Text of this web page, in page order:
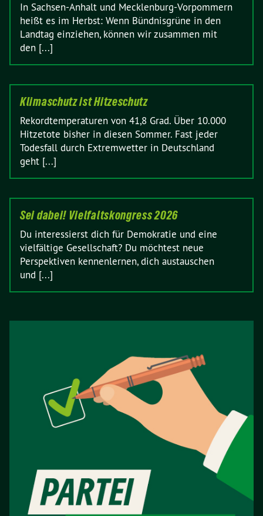
In Sachsen-Anhalt und Mecklenburg-Vorpommern
heißt es im Herbst: Wenn Bündnisgrüne in den
Landtag einziehen, können wir zusammen mit
den [...]
Klimaschutz ist Hitzeschutz
Rekordtemperaturen von 41,8 Grad. Über 10.000
Hitzetote bisher in diesen Sommer. Fast jeder
Todesfall durch Extremwetter in Deutschland
geht [...]
Sei dabei! Vielfaltskongress 2026
Du interessierst dich für Demokratie und eine
vielfältige Gesellschaft? Du möchtest neue
Perspektiven kennenlernen, dich austauschen
und [...]